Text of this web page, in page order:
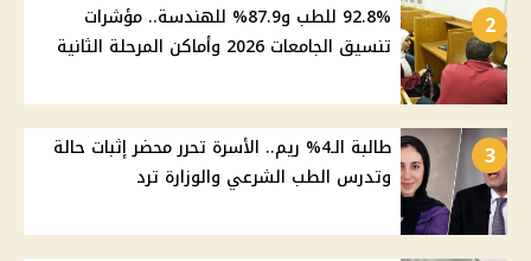
2
92.8% للطب و87.9% للهندسة.. مؤشرات
تنسيق الجامعات 2026 وأماكن المرحلة الثانية
3
طالبة الـ4% ريم.. الأسرة تحرر محضر إثبات حالة
وتدرس الطب الشرعي والوزارة ترد